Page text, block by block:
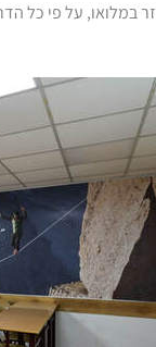
במלואו, על פי כל